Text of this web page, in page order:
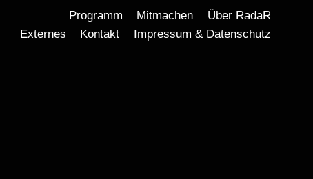
Programm Mitmachen
Über RadaR
Externes
Kontakt Impressum & Datenschutz